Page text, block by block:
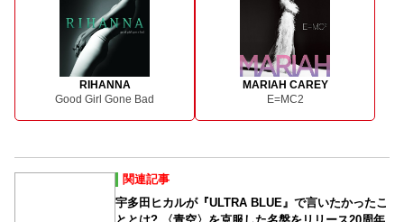
RIHANNA
Good Girl Gone Bad
MARIAH CAREY
E=MC2
関連記事
宇多田ヒカルが『ULTRA BLUE』で言いたかったこ